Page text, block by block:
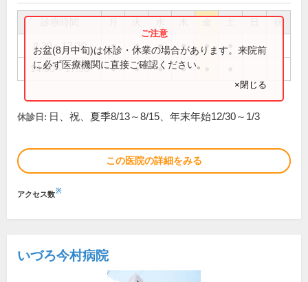
祝
8:30～12:30 ● ● ● ● ●
14:30～17:30 ● ● ● ●
お盆(8月中旬)は休診・休業の場合があります。来院前
に必ず医療機関に直接ご確認ください。
×閉じる
休診日: 日、祝、夏季8/13～8/15、年末年始12/30～1/3
この医院の詳細をみる
アクセス数※
いづろ今村病院